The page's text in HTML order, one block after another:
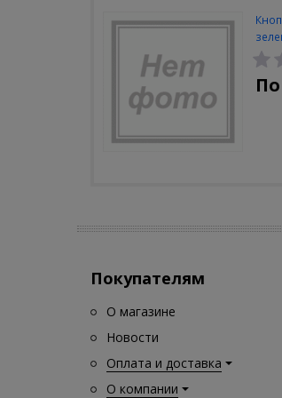
Покупателям
О магазине
Новости
Оплата и доставка
О компании